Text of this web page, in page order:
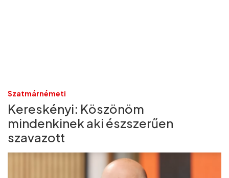
Szatmárnémeti
Kereskényi: Köszönöm
mindenkinek aki észszerűen
szavazott